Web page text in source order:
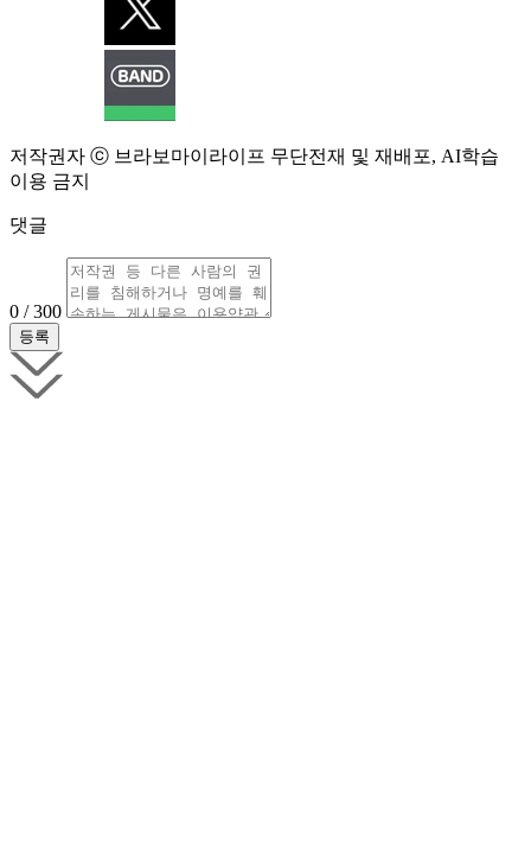
저작권자 ⓒ 브라보마이라이프 무단전재 및 재배포, AI학습
이용 금지
댓글
0 / 300